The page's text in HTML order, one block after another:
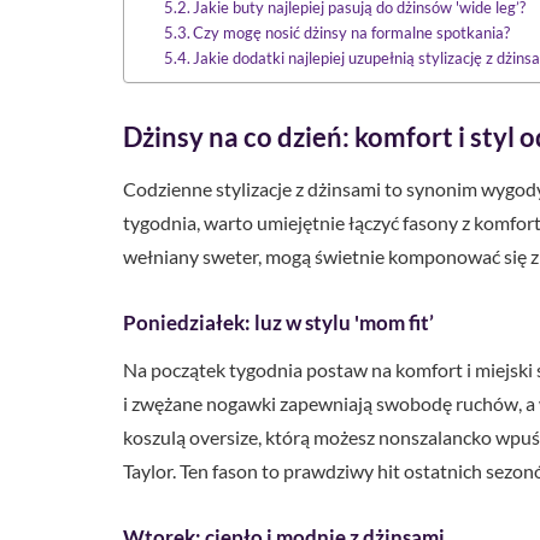
Jakie buty najlepiej pasują do dżinsów 'wide leg’?
Czy mogę nosić dżinsy na formalne spotkania?
Jakie dodatki najlepiej uzupełnią stylizację z
Dżinsy na co dzień: komfort i styl
Codzienne stylizacje z dżinsami to synonim
tygodnia, warto umiejętnie łączyć fasony z
wełniany sweter, mogą świetnie komponować się
Poniedziałek: luz w stylu 'mom fit’
Na początek tygodnia postaw na komfort i miejski
i zwężane nogawki zapewniają swobodę ruchów,
koszulą oversize, którą możesz nonszalancko
Taylor. Ten fason to prawdziwy hit ostatnich